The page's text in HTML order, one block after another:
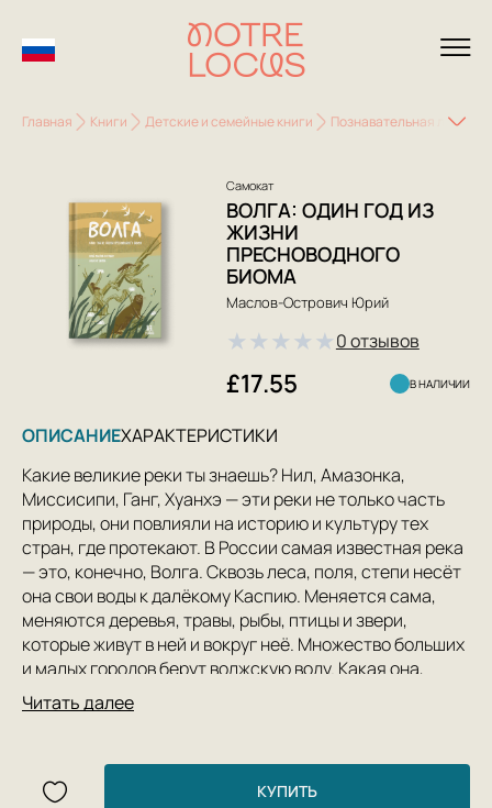
Главная Книги Детские и семейные книги Познавательная
Самокат
ВОЛГА: ОДИН ГОД ИЗ
ЖИЗНИ
ПРЕСНОВОДНОГО
БИОМА
Маслов-Острович Юрий
★★★★★0 отзывов
£17.55 В НАЛИЧИИ
ОПИСАНИЕХАРАКТЕРИСТИКИ
Какие великие реки ты знаешь? Нил, Амазонка,
Миссисипи, Ганг, Хуанхэ — эти реки не только часть
природы, они повлияли на историю и культуру тех
стран, где протекают. В России самая известная река
— это, конечно, Волга. Сквозь леса, поля, степи несёт
она свои воды к далёкому Каспию. Меняется сама,
меняются деревья, травы, рыбы, птицы и звери,
которые живут в ней и вокруг неё. Множество больших
и малых городов берут волжскую воду. Какая она,
самая большая река Европы? Какой у неё характер?
Как человек «подчинял» Волгу? Как теперь спасает
раскрывают свои удивительные секреты в этой книге.
Читать далее
КУПИТЬ